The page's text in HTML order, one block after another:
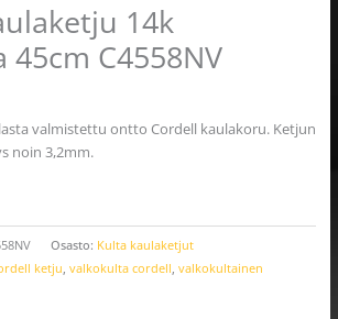
14k
C4558NV
valmistettu ontto Cordell kaulakoru. Ketjun
noin 3,2mm.
Osasto: Kulta kaulaketjut
ketju valkokulta cordell valkokultainen